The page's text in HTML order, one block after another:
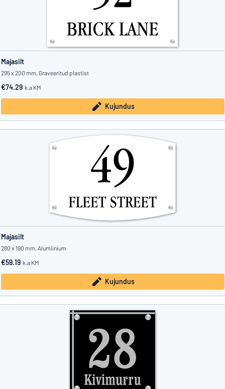
Majasilt
295 x 200 mm, Graveeritud plastist
€74.29 k.a KM
Kujundus
Majasilt
280 x 190 mm, Alumiinium
€59.19 k.a KM
Kujundus